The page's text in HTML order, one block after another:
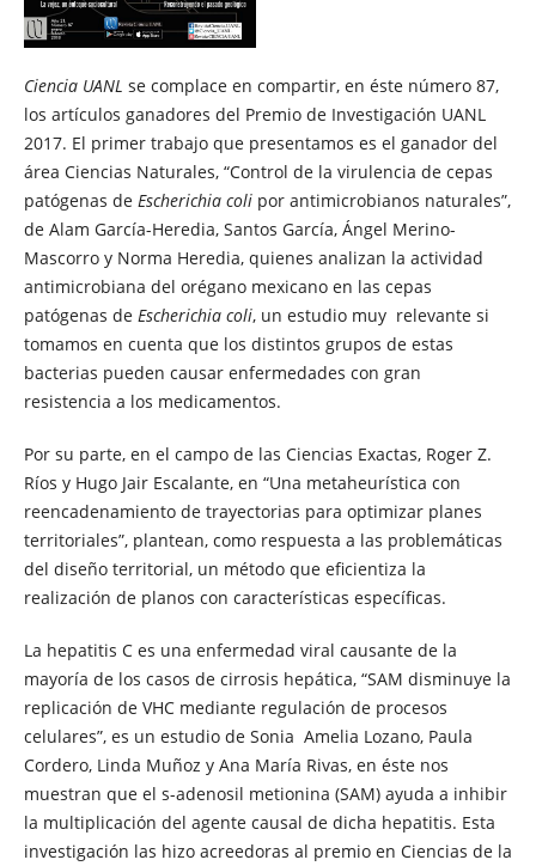
Ciencia UANL se complace en compartir, en éste número 87,
los artículos ganadores del Premio de Investigación UANL
2017. El primer trabajo que presentamos es el ganador del
área Ciencias Naturales, “Control de la virulencia de cepas
patógenas de Escherichia colipor antimicrobianos naturales”,
de Alam García-Heredia, Santos García, Ángel Merino-
Mascorro y Norma Heredia, quienes analizan la actividad
antimicrobiana del orégano mexicano en las cepas
patógenas de Escherichia coli, un estudio muy relevante si
tomamos en cuenta que los distintos grupos de estas
bacterias pueden causar enfermedades con gran
resistencia a los medicamentos.
Por su parte, en el campo de las Ciencias Exactas, Roger Z.
Ríos y Hugo Jair Escalante, en “Una metaheurística con
reencadenamiento de trayectorias para optimizar planes
territoriales”, plantean, como respuesta a las problemáticas
del diseño territorial, un método que eficientiza la
realización de planos con características específicas.
La hepatitis C es una enfermedad viral causante de la
mayoría de los casos de cirrosis hepática, “SAM disminuye la
replicación de VHC mediante regulación de procesos
celulares”, es un estudio de Sonia Amelia Lozano, Paula
Cordero, Linda Muñoz y Ana María Rivas, en éste nos
muestran que el s-adenosil metionina (SAM) ayuda a inhibir
la multiplicación del agente causal de dicha hepatitis. Esta
investigación las hizo acreedoras al premio en Ciencias de la